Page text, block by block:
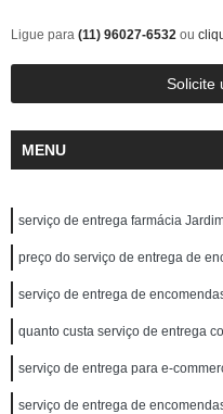
Ligue para (11) 96027-6532 ou
Solicite
MENU
serviço de entrega farmácia
preço do serviço de entrega de
serviço de entrega de
quanto custa serviço de entrega
serviço de entrega para e-
serviço de entrega de